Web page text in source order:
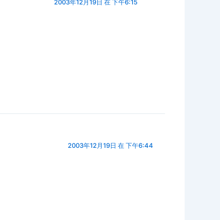
2003年12月19日 在 下午6:15
2003年12月19日 在 下午6:44